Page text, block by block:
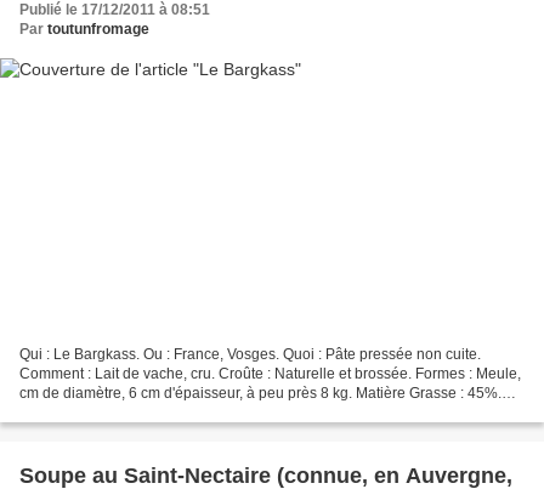
Publié le 17/12/2011 à 08:51
Par toutunfromage
Qui : Le Bargkass. Ou : France, Vosges. Quoi : Pâte pressée non cuite.
Comment : Lait de vache, cru. Croûte : Naturelle et brossée. Formes : Meule,
cm de diamètre, 6 cm d'épaisseur, à peu près 8 kg. Matière Grasse : 45%.
Soupe au Saint-Nectaire (connue, en Auvergne,